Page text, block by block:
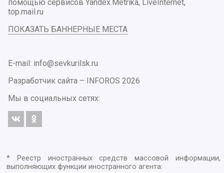
помощью сервисов Yandex.Metrika, LiveInternet,
top.mail.ru
ПОКАЗАТЬ БАННЕРНЫЕ МЕСТА
E-mail: info@sevkurilsk.ru
Разработчик сайта –
INFOROS 2026
Мы в социальных сетях:
* Реестр иностранных средств массовой информации,
выполняющих функции иностранного агента: